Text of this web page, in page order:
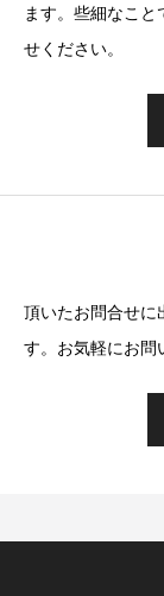
ます。些細なこ
せください。
頂いたお問合せに
す。お気軽にお問